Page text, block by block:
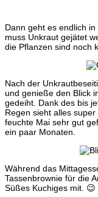
Dann geht es endlich
muss Unkraut gejätet
die Pflanzen sind noch
Nach der
und genieße den Blick
gedeiht. Dank des bis
Regen sieht alles
feuchte Mai sehr gut
ein paar Monaten.
Während das
Tassenbrownie für die
Süßes Kuchiges mit. 😉